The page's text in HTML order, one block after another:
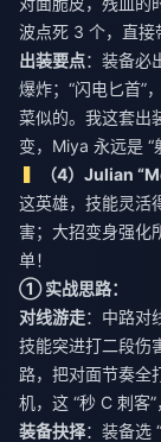
波点死 3 个，直接
出装要点：装备必
爆炸；“闪电匕首”
菜似的。我这套出
变，Miya 永远是 “
（4）Julian
这英雄，技能灵活
害；大招变身强化
单！
① 实战思路：
对线游走：中路对
技能突进打二段伤
路，把对面节奏全
机，这 “秒 C 刺客”
装备抉择：装备选